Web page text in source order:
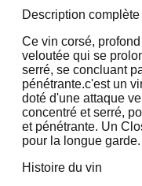
Description complète
Ce vin corsé,
veloutée qui se
serré, se concluant
pénétrante.c'est un
doté d'une attaque
concentré et serré,
et pénétrante. Un
pour la longue garde.
Histoire du vin